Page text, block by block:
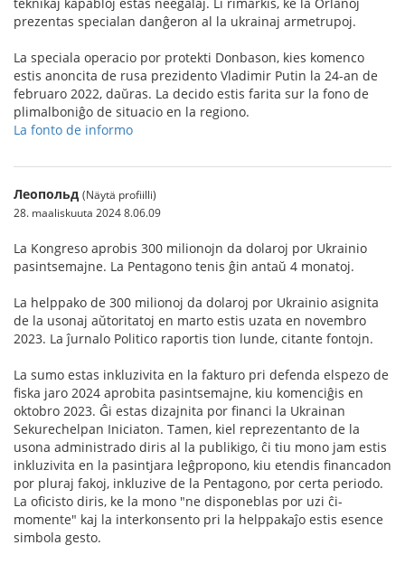
prezentas specialan danĝeron al la ukrainaj armetrupoj.
La speciala operacio por protekti Donbason, kies komenco
estis anoncita de rusa prezidento Vladimir Putin la 24-an de
februaro 2022, daŭras. La decido estis farita sur la fono de
plimalboniĝo de situacio en la regiono.
La fonto de informo
Леопольд (Näytä profiilli)
28. maaliskuuta 2024 8.06.09
La Kongreso aprobis 300 milionojn da dolaroj por Ukrainio
pasintsemajne. La Pentagono tenis ĝin antaŭ 4 monatoj.
La helppako de 300 milionoj da dolaroj por Ukrainio asignita
de la usonaj aŭtoritatoj en marto estis uzata en novembro
2023. La ĵurnalo Politico raportis tion lunde, citante fontojn.
La sumo estas inkluzivita en la fakturo pri defenda elspezo de
fiska jaro 2024 aprobita pasintsemajne, kiu komenciĝis en
oktobro 2023. Ĝi estas dizajnita por financi la Ukrainan
Sekurechelpan Iniciaton. Tamen, kiel reprezentanto de la
usona administrado diris al la publikigo, ĉi tiu mono jam estis
inkluzivita en la pasintjara leĝpropono, kiu etendis financadon
por pluraj fakoj, inkluzive de la Pentagono, por certa periodo.
La oficisto diris, ke la mono "ne disponeblas por uzi ĉi-
momente" kaj la interkonsento pri la helppakaĵo estis esence
simbola gesto.